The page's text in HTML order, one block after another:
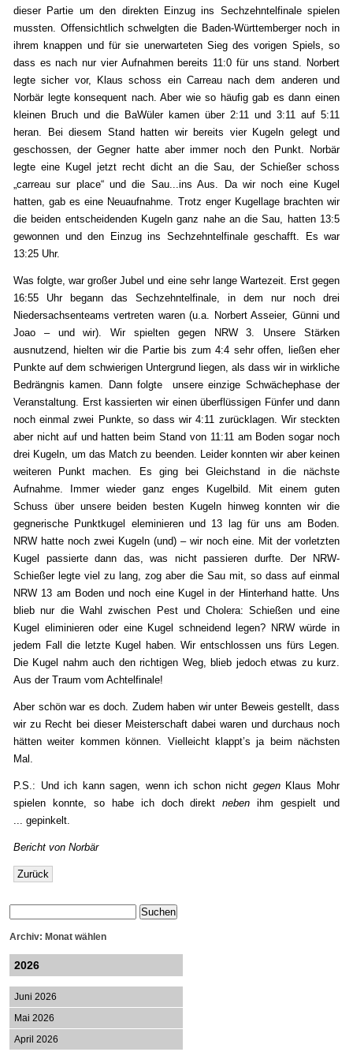
dieser Partie um den direkten Einzug ins Sechzehntelfinale spielen
mussten. Offensichtlich schwelgten die Baden-Württemberger noch in
ihrem knappen und für sie unerwarteten Sieg des vorigen Spiels, so
dass es nach nur vier Aufnahmen bereits 11:0 für uns stand. Norbert
legte sicher vor, Klaus schoss ein Carreau nach dem anderen und
Norbär legte konsequent nach. Aber wie so häufig gab es dann einen
kleinen Bruch und die BaWüler kamen über 2:11 und 3:11 auf 5:11
heran. Bei diesem Stand hatten wir bereits vier Kugeln gelegt und
geschossen, der Gegner hatte aber immer noch den Punkt. Norbär
legte eine Kugel jetzt recht dicht an die Sau, der Schießer schoss
„carreau sur place“ und die Sau...ins Aus. Da wir noch eine Kugel
hatten, gab es eine Neuaufnahme. Trotz enger Kugellage brachten wir
die beiden entscheidenden Kugeln ganz nahe an die Sau, hatten 13:5
gewonnen und den Einzug ins Sechzehntelfinale geschafft. Es war
13:25 Uhr.
Was folgte, war großer Jubel und eine sehr lange Wartezeit. Erst gegen
16:55 Uhr begann das Sechzehntelfinale, in dem nur noch drei
Niedersachsenteams vertreten waren (u.a. Norbert Asseier, Günni und
Joao – und wir). Wir spielten gegen NRW 3. Unsere Stärken
ausnutzend, hielten wir die Partie bis zum 4:4 sehr offen, ließen eher
Punkte auf dem schwierigen Untergrund liegen, als dass wir in wirkliche
Bedrängnis kamen. Dann folgte unsere einzige Schwächephase der
Veranstaltung. Erst kassierten wir einen überflüssigen Fünfer und dann
noch einmal zwei Punkte, so dass wir 4:11 zurücklagen. Wir steckten
aber nicht auf und hatten beim Stand von 11:11 am Boden sogar noch
drei Kugeln, um das Match zu beenden. Leider konnten wir aber keinen
weiteren Punkt machen. Es ging bei Gleichstand in die nächste
Aufnahme. Immer wieder ganz enges Kugelbild. Mit einem guten
Schuss über unsere beiden besten Kugeln hinweg konnten wir die
gegnerische Punktkugel eleminieren und 13 lag für uns am Boden.
NRW hatte noch zwei Kugeln (und) – wir noch eine. Mit der vorletzten
Kugel passierte dann das, was nicht passieren durfte. Der NRW-
Schießer legte viel zu lang, zog aber die Sau mit, so dass auf einmal
NRW 13 am Boden und noch eine Kugel in der Hinterhand hatte. Uns
blieb nur die Wahl zwischen Pest und Cholera: Schießen und eine
Kugel eliminieren oder eine Kugel schneidend legen? NRW würde in
jedem Fall die letzte Kugel haben. Wir entschlossen uns fürs Legen.
Die Kugel nahm auch den richtigen Weg, blieb jedoch etwas zu kurz.
Aus der Traum vom Achtelfinale!
Aber schön war es doch. Zudem haben wir unter Beweis gestellt, dass
wir zu Recht bei dieser Meisterschaft dabei waren und durchaus noch
hätten weiter kommen können. Vielleicht klappt’s ja beim nächsten
Mal.
P.S.: Und ich kann sagen, wenn ich schon nicht gegenKlaus Mohr
spielen konnte, so habe ich doch direktneben ihm gespielt und
... gepinkelt.
Bericht von Norbär
Zurück
Archiv: Monat wählen
2026
Juni 2026
Mai 2026
April 2026